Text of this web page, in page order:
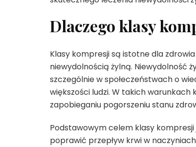
Dlaczego klasy
Klasy kompresji są istotne dla
niewydolnością żylną. Niewydolność
szczególnie w społeczeństwach o
większości ludzi. W takich
zapobieganiu pogorszeniu stanu
Podstawowym celem klasy
poprawić przepływ krwi w